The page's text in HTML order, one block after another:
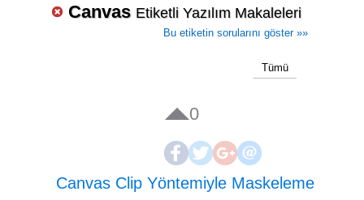
Canvas Etiketli Yazılım Makaleleri
Bu etiketin sorularını göster »»
Tümü
0
Canvas Clip Yöntemiyle Maskeleme